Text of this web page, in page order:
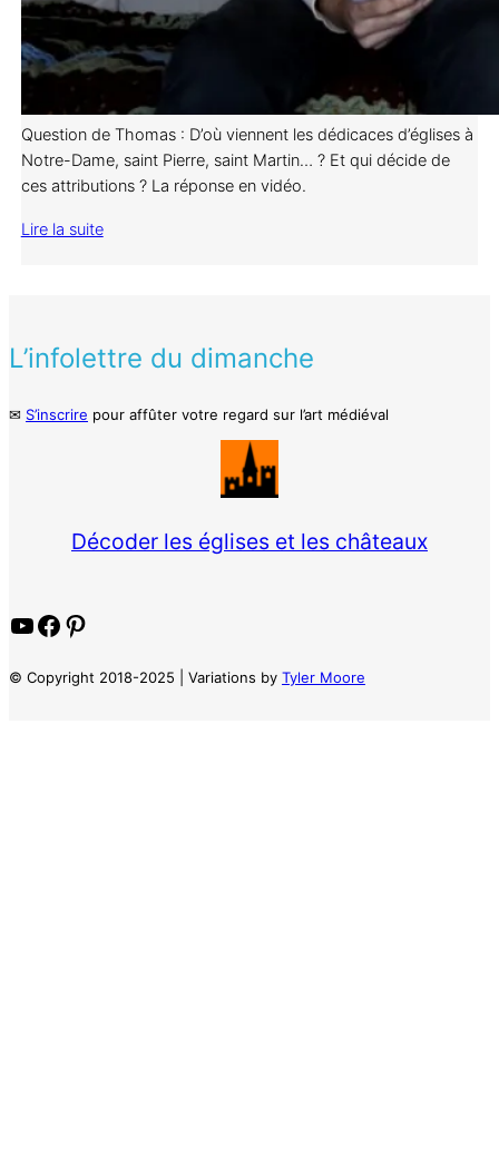
Question de Thomas : D’où viennent les dédicaces d’églises à
Notre-Dame, saint Pierre, saint Martin… ? Et qui décide de
ces attributions ? La réponse en vidéo.
Lire la suite
L’infolettre du dimanche
✉ S’inscrire pour affûter votre regard sur l’art médiéval
Décoder les églises et les châteaux
YouTube Facebook Pinterest
© Copyright 2018-2025 | Variations by Tyler Moore